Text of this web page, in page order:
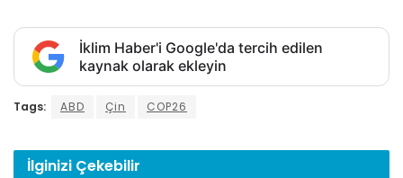
İklim Haber'i Google'da tercih edilen
kaynak olarak ekleyin
Tags: ABD Çin COP26
İlginizi Çekebilir